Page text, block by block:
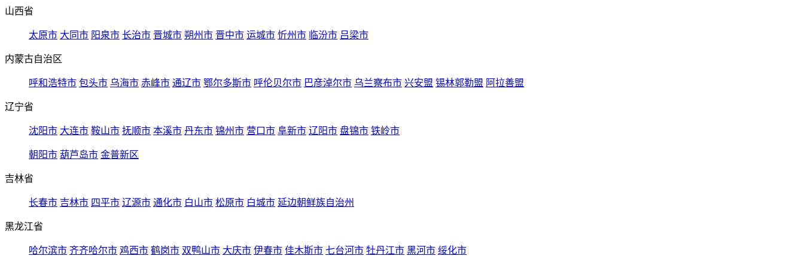
山西省
太原市 大同市 阳泉市 长治市 晋城市 朔州市 晋中市 运城市 忻州市 临汾市 吕梁市
内蒙古自治区
呼和浩特市 包头市 乌海市 赤峰市 通辽市 鄂尔多斯市 呼伦贝尔市 巴彦淖尔市 乌兰察布市 兴安盟 锡林郭勒盟 阿拉善盟
辽宁省
沈阳市 大连市 鞍山市 抚顺市 本溪市 丹东市 锦州市 营口市 阜新市 辽阳市 盘锦市 铁岭市
朝阳市 葫芦岛市 金普新区
吉林省
长春市 吉林市 四平市 辽源市 通化市 白山市 松原市 白城市 延边朝鲜族自治州
黑龙江省
哈尔滨市 齐齐哈尔市 鸡西市 鹤岗市 双鸭山市 大庆市 伊春市 佳木斯市 七台河市 牡丹江市 黑河市 绥化市